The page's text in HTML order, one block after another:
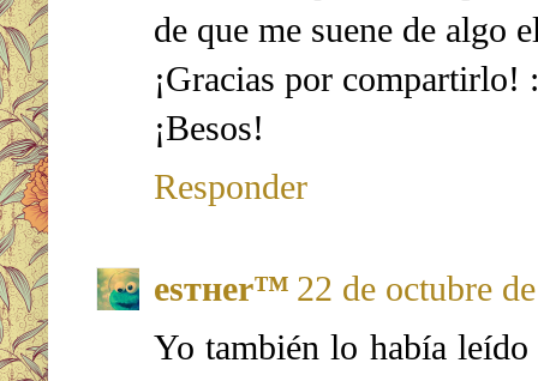
de que me suene de algo
¡Gracias por compartirlo!
¡Besos!
Responder
eѕтнer™ 22 de octubre
Yo también lo había leído